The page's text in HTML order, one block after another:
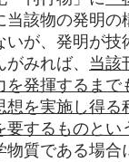
当該物の発明
いが、発明が
みれば、 当該
発揮するま
を実施し得
するものとい
質である場合